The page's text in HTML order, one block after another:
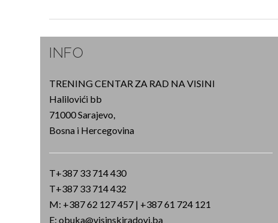
INFO
TRENING CENTAR ZA RAD NA VISINI
Halilovići bb
71000 Sarajevo,
Bosna i Hercegovina
T+387 33 714 430
T+387 33 714 432
M: +387 62 127 457 | +387 61 724 121
E: obuka@visinskiradovi.ba